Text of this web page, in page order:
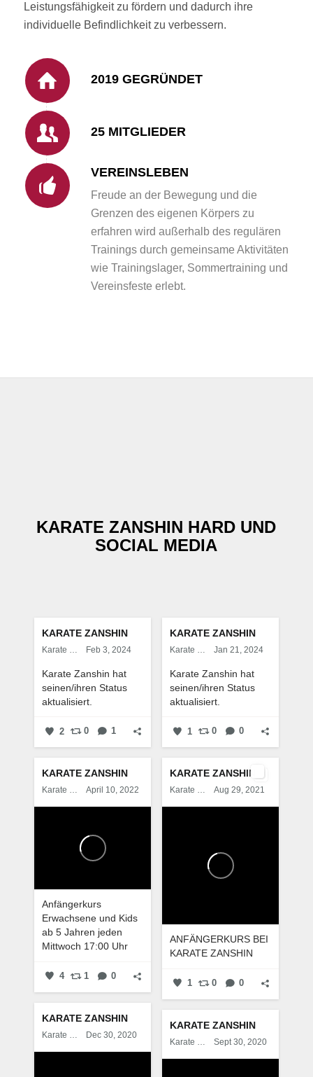
Leistungsfähigkeit zu fördern und dadurch ihre
individuelle Befindlichkeit zu verbessern.
2019 GEGRÜNDET
25 MITGLIEDER
VEREINSLEBEN
Freude an der Bewegung und die
Grenzen des eigenen Körpers zu
erfahren wird außerhalb des regulären
Trainings durch gemeinsame Aktivitäten
wie Trainingslager, Sommertraining und
Vereinsfeste erlebt.
KARATE ZANSHIN HARD UND
SOCIAL MEDIA
KARATE ZANSHIN
Feb 3, 2024
Karate Zanshin hat
seinen/ihren Status
aktualisiert.
2 0 1
KARATE ZANSHIN
Jan 21, 2024
Karate Zanshin hat
seinen/ihren Status
aktualisiert.
1 0 0
KARATE ZANSHIN
April 10, 2022
Anfängerkurs
Erwachsene und Kids
ab 5 Jahren jeden
Mittwoch 17:00 Uhr
4 1 0
KARATE ZANSHIN
Aug 29, 2021
ANFÄNGERKURS BEI
KARATE ZANSHIN
1 0 0
KARATE ZANSHIN
Dec 30, 2020
KARATE ZANSHIN
Sept 30, 2020